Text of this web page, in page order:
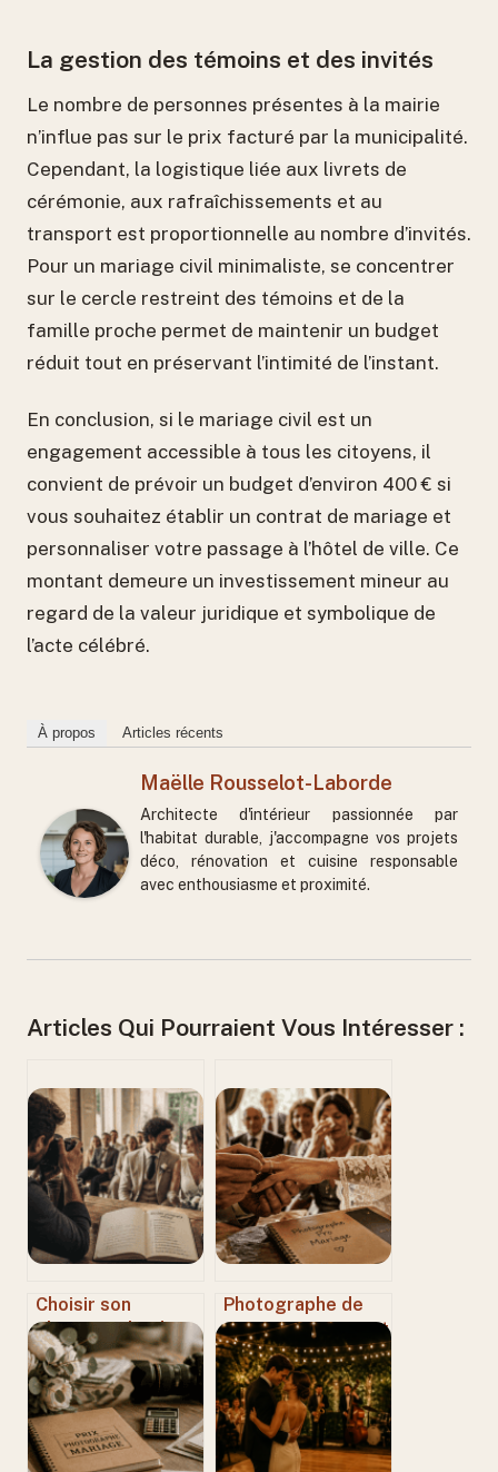
La gestion des témoins et des invités
Le nombre de personnes présentes à la mairie
n’influe pas sur le prix facturé par la municipalité.
Cependant, la logistique liée aux livrets de
cérémonie, aux rafraîchissements et au
transport est proportionnelle au nombre d’invités.
Pour un mariage civil minimaliste, se concentrer
sur le cercle restreint des témoins et de la
famille proche permet de maintenir un budget
réduit tout en préservant l’intimité de l’instant.
En conclusion, si le mariage civil est un
engagement accessible à tous les citoyens, il
convient de prévoir un budget d’environ 400 € si
vous souhaitez établir un contrat de mariage et
personnaliser votre passage à l’hôtel de ville. Ce
montant demeure un investissement mineur au
regard de la valeur juridique et symbolique de
l’acte célébré.
À propos Articles récents
Maëlle Rousselot-Laborde
Architecte d'intérieur passionnée par
l'habitat durable, j'accompagne vos projets
déco, rénovation et cuisine responsable
avec enthousiasme et proximité.
Articles Qui Pourraient Vous Intéresser :
Choisir son
photographe de
mariage : 3
critères
techniques pour
éviter les photos
ratées
Photographe de
mariage : comment
choisir le bon
professionnel pour
des souvenirs
authentiques ?